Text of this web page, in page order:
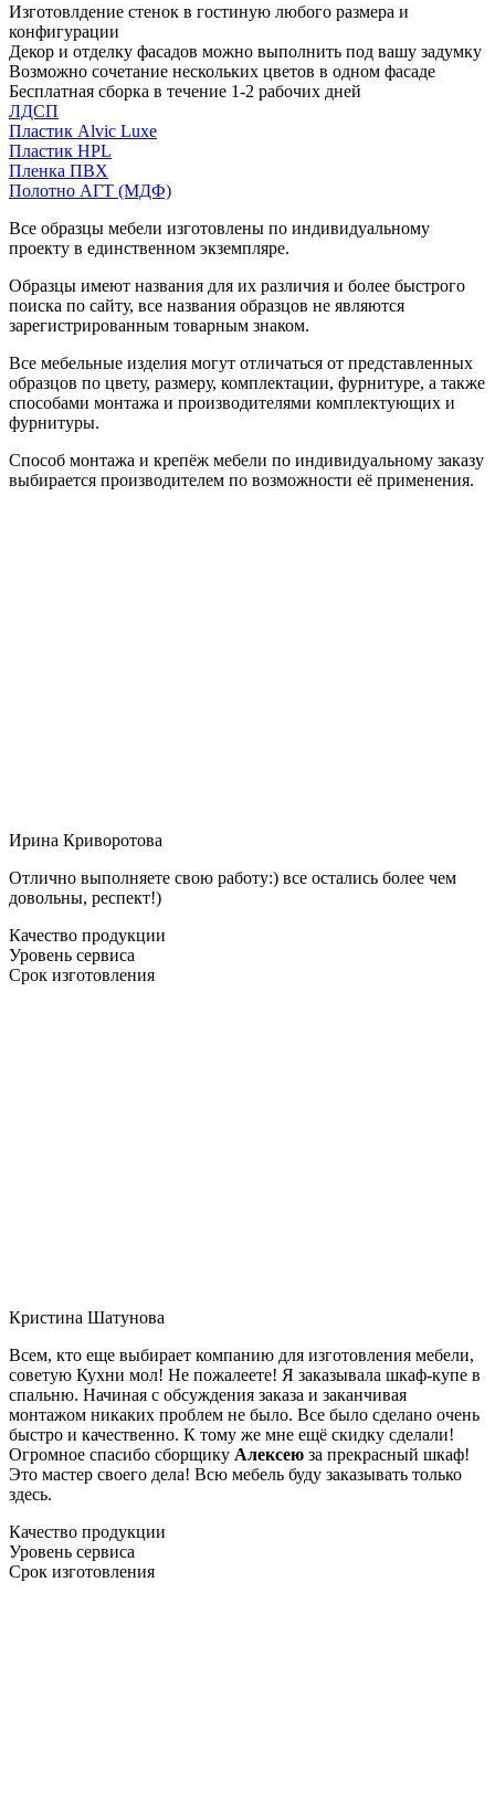
Изготовлдение стенок в гостиную любого размера и
конфигурации
Декор и отделку фасадов можно выполнить под вашу задумку
Возможно сочетание нескольких цветов в одном фасаде
Бесплатная сборка в течение 1-2 рабочих дней
ЛДСП
Пластик Alvic Luxe
Пластик HPL
Пленка ПВХ
Полотно АГТ (МДФ)
Все образцы мебели изготовлены по индивидуальному
проекту в единственном экземпляре.
Образцы имеют названия для их различия и более быстрого
поиска по сайту, все названия образцов не являются
зарегистрированным товарным знаком.
Все мебельные изделия могут отличаться от представленных
образцов по цвету, размеру, комплектации, фурнитуре, а также
способами монтажа и производителями комплектующих и
фурнитуры.
Способ монтажа и крепёж мебели по индивидуальному заказу
выбирается производителем по возможности её применения.
Ирина Криворотова
Отлично выполняете свою работу:) все остались более чем
довольны, респект!)
Качество продукции
Уровень сервиса
Срок изготовления
Кристина Шатунова
Всем, кто еще выбирает компанию для изготовления мебели,
советую Кухни мол! Не пожалеете! Я заказывала шкаф-купе в
спальню. Начиная с обсуждения заказа и заканчивая
монтажом никаких проблем не было. Все было сделано очень
быстро и качественно. К тому же мне ещё скидку сделали!
Огромное спасибо сборщику Алексею за прекрасный шкаф!
Это мастер своего дела! Всю мебель буду заказывать только
здесь.
Качество продукции
Уровень сервиса
Срок изготовления